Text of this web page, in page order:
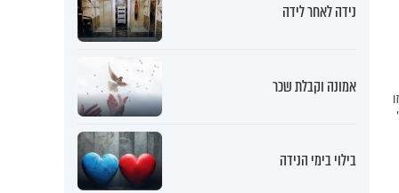
נידה לאחר לידה
אמונה וקבלת שכר
בילוי בימי הנידה